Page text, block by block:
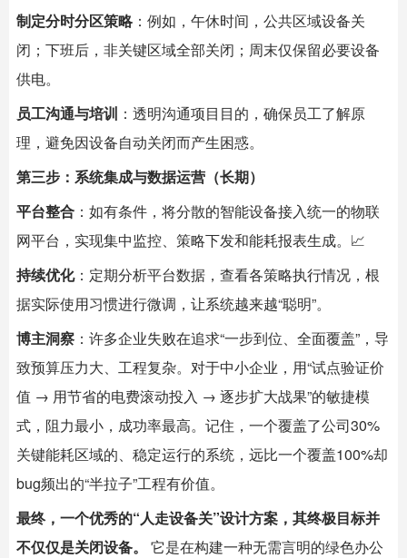
制定分时分区策略：例如，午休时间，公共区域设备关
闭；下班后，非关键区域全部关闭；周末仅保留必要设备
供电。
员工沟通与培训 ：透明沟通项目目的，确保员工了解原
理，避免因设备自动关闭而产生困惑。
第三步：系统集成与数据运营（长期）
平台整合 ：如有条件，将分散的智能设备接入统一的物联
网平台，实现集中监控、策略下发和能耗报表生成。📈
持续优化：定期分析平台数据，查看各策略执行情况，根
据实际使用习惯进行微调，让系统越来越“聪明”。
博主洞察 ：许多企业失败在追求“一步到位、全面覆盖”，导
致预算压力大、工程复杂。对于中小企业，用“试点验证价
值 → 用节省的电费滚动投入 → 逐步扩大战果”的敏捷模
式，阻力最小，成功率最高。记住，一个覆盖了公司30%
关键能耗区域的、稳定运行的系统，远比一个覆盖100%却
bug频出的“半拉子”工程有价值。
最终，一个优秀的“人走设备关”设计方案，其终极目标并
不仅仅是关闭设备。
​ 它是在构建一种无需言明的绿色办公